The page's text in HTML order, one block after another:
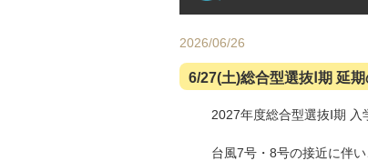
2026/06/26
6/27(土)総合型選抜Ⅰ期 延
2027年度総合型選抜Ⅰ期
台風7号・8号の接近に伴